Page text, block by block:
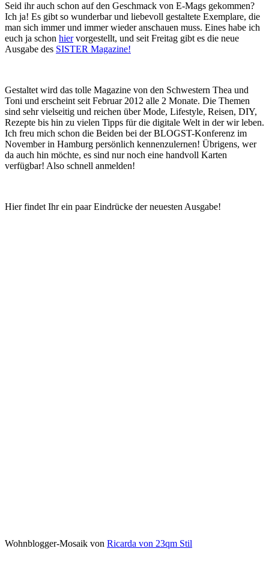
Seid ihr auch schon auf den Geschmack von E-Mags gekommen?
Ich ja! Es gibt so wunderbar und liebevoll gestaltete Exemplare, die
man sich immer und immer wieder anschauen muss. Eines habe ich
euch ja schon hiervorgestellt, und seit Freitag gibt es die neue
Ausgabe des SISTER Magazine!
Gestaltet wird das tolle Magazine von den Schwestern Thea und
Toni und erscheint seit Februar 2012 alle 2 Monate. Die Themen
sind sehr vielseitig und reichen über Mode, Lifestyle, Reisen, DIY,
Rezepte bis hin zu vielen Tipps für die digitale Welt in der wir leben.
Ich freu mich schon die Beiden bei der BLOGST-Konferenz im
November in Hamburg persönlich kennenzulernen! Übrigens, wer
da auch hin möchte, es sind nur noch eine handvoll Karten
verfügbar! Also schnell anmelden!
Hier findet Ihr ein paar Eindrücke der neuesten Ausgabe!
Wohnblogger-Mosaik von Ricarda von 23qm Stil